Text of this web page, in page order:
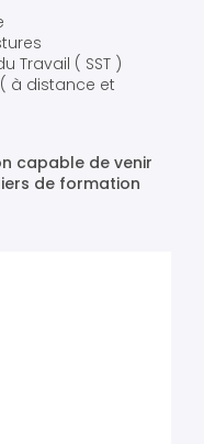
Travail ( SST )
à distance et
capable de venir
de formation